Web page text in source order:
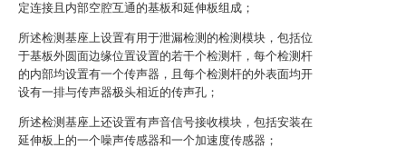
定连接且内部空腔互通的基板和延伸板组成；
所述检测基座上设置有用于泄漏检测的检测模块，包括位
于基板外圆面边缘位置设置的若干个检测杆，每个检测杆
的内部均设置有一个传声器，且每个检测杆的外表面均开
设有一排与传声器极头相近的传声孔；
所述检测基座上还设置有声音信号接收模块，包括安装在
延伸板上的一个噪声传感器和一个加速度传感器；